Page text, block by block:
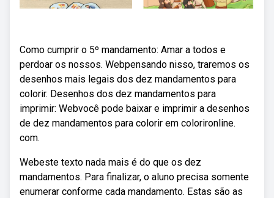
Como cumprir o 5º mandamento: Amar a todos e
perdoar os nossos. Webpensando nisso, traremos os
desenhos mais legais dos dez mandamentos para
colorir. Desenhos dos dez mandamentos para
imprimir: Webvocê pode baixar e imprimir a desenhos
de dez mandamentos para colorir em colorironline.
com.
Webeste texto nada mais é do que os dez
mandamentos. Para finalizar, o aluno precisa somente
enumerar conforme cada mandamento. Estas são as